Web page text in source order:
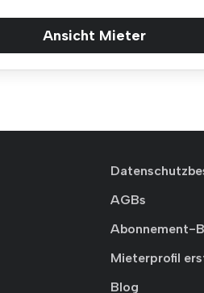
Ansicht Mieter
AGBs
Abonnement-
Mieterprofil
Blog